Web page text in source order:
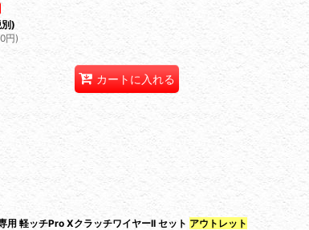
)
円)
カートに入れる
用 軽ッチPro XクラッチワイヤーII セット アウトレット